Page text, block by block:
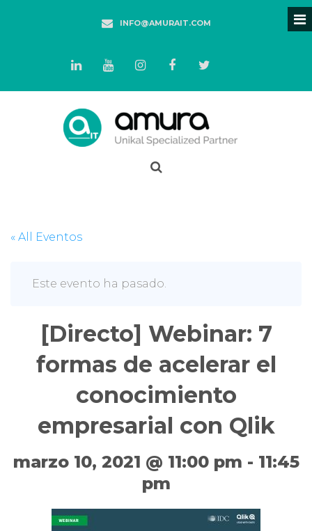
INFO@AMURAIT.COM
« All Eventos
Este evento ha pasado.
[Directo] Webinar: 7
formas de acelerar el
conocimiento
empresarial con Qlik
marzo 10, 2021 @ 11:00 pm - 11:45
pm